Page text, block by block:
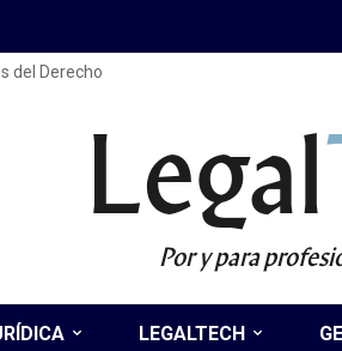
del Derecho
Legal
Por y para
LEGALTECH